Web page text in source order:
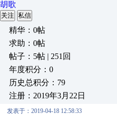
胡歌
关注 私信
精华：0帖
求助：0帖
帖子：5帖 | 251回
年度积分：0
历史总积分：79
注册：2019年3月22日
发表于：2019-04-18 12:58:33